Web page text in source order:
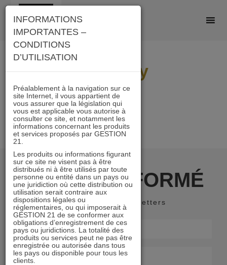
Skip
content
8 Volney
RESTER INFORMÉ
Recevoir nos newsletters
INFORMATIONS
IMPORTANTES –
CONDITIONS
D’UTILISATION
Préalablement à la navigation sur ce
site Internet, il vous appartient de
vous assurer que la législation qui
vous est applicable vous autorise à
consulter ce site, et notamment les
informations concernant les produits
et services proposés par GESTION
21.
Les produits ou informations figurant
sur ce site ne visent pas à être
distribués ni à être utilisés par toute
personne ou entité dans un pays ou
une juridiction où cette distribution ou
utilisation serait contraire aux
dispositions légales ou
réglementaires, ou qui imposerait à
GESTION 21 de se conformer aux
obligations d’enregistrement de ces
pays ou juridictions. La totalité des
produits ou services peut ne pas être
enregistrée ou autorisée dans tous
les pays ou disponible pour tous les
clients.